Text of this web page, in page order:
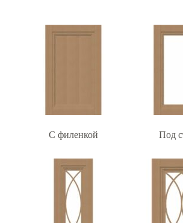
С филенкой Под